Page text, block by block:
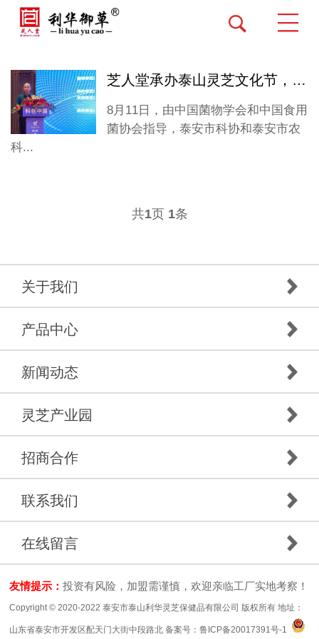
芝人堂承办泰山灵芝文化节，全国同道共襄盛举
8月11日，由中国菌物学会和中国食用
菌协会指导，泰安市科协和泰安市农
科...
共1页 1条
关于我们
产品中心
新闻动态
灵芝产业园
招商合作
联系我们
在线留言
友情提示：投资有风险，加盟需谨慎，欢迎亲临工厂实地考察！
Copyright © 2020-2022 泰安市泰山利华灵芝保健品有限公司 版权所有 地址：
山东省泰安市开发区配天门大街中段路北 备案号：鲁ICP备20017391号-1